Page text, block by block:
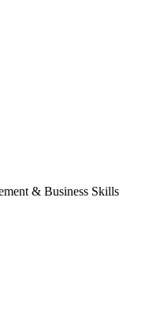
& Business Skills